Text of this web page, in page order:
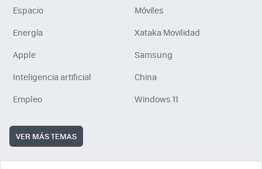
Espacio
Móviles
Energía
Xataka Movilidad
Apple
Samsung
Inteligencia artificial
China
Empleo
Windows 11
VER MÁS TEMAS